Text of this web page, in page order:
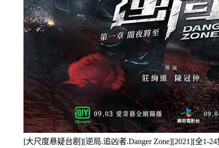
[大尺度悬疑台剧][逆局.追凶者.Danger Zone][2021][全1-